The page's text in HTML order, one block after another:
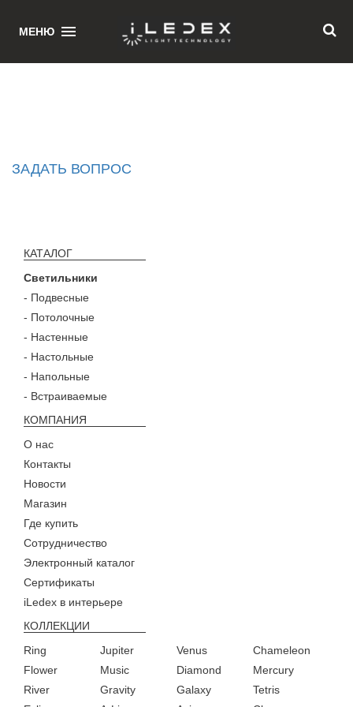
МЕНЮ
НОВОСТИ
ЗАДАТЬ ВОПРОС
КАТАЛОГ
Светильники
- Подвесные
- Потолочные
- Настенные
- Настольные
- Напольные
- Встраиваемые
КОМПАНИЯ
О нас
Контакты
Новости
Магазин
Где купить
Сотрудничество
Электронный каталог
Сертификаты
iLedex в интерьере
КОЛЛЕКЦИИ
Ring
Flower
Jupiter
Music
Venus
Diamond
Chameleon
Mercury
River
Gravity
Galaxy
Tetris